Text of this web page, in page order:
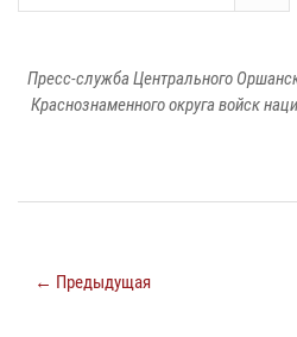
Пресс-служба Центрального
Краснознаменного округа войск
← Предыдущая